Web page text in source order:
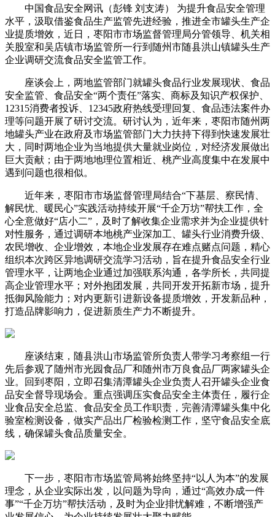
中国食品安全网讯（彭锋 刘支涛） 为提升食品安全管理
水平，汲取借鉴食品生产监管先进经验，推进全市罐头生产企
业提质增效，近日，枣阳市市场监督管理局分管领导、机关相
关股室和吴店镇市场监管所一行到随州市随县洪山镇罐头生产
企业调研交流食品安全监管工作。
座谈会上，两地监管部门就罐头食品行业发展现状、食品
安全监管、食品安全“两个责任”落实、商标及知识产权保护、
12315消费者投诉、12345政府热线受理回复、食品违法案件办
理等问题开展了研讨交流。研讨认为，近年来，枣阳市随州两
地罐头产业在政府及市场监管部门大力扶持下得到快速发展壮
大，同时两地企业为当地提供大量就业岗位，对经济发展做出
巨大贡献；由于两地地理位置相近、桃产业高度集中在发展中
遇到问题也很相似。
近年来，枣阳市市场监督管理局结合“下基层、察民情、
解民忧、暖民心”实践活动持续开展“千企万坊”帮扶工作，全
心全意做好“店小二”，及时了解收集企业需求并为企业提供针
对性服务，通过调研本地桃产业深加工、罐头行业消费升级、
农民增收、企业增效，本地企业发展存在难点赌点问题，精心
组织本次跨区异地调研交流学习活动，旨在提升食品安全行业
管理水平，让两地企业通过加强联系沟通，各学所长，共同提
高企业管理水平；对外抱团发展，共同开发开拓新市场，提升
抵御风险能力；对内更新引进新设备提质增效，开发新品种，
打造品牌影响力，促进新质生产力不断提升。
座谈结束，随县洪山市场监管所负责人带学习考察组一行
先后参观了随州市光园食品厂和随州市万良食品厂两家罐头企
业。回到枣阳，立即召集清潭罐头企业负责人召开罐头企业食
品安全督导现场会。重点强调压实食品安全主体责任，履行企
业食品安全总监、食品安全员工作职责，完善清潭罐头集中化
验室检测设备，做实产品出厂检验检测工作，坚守食品安全底
线，确保罐头食品质量安全。
下一步，枣阳市市场监管局将始终坚持“以人为本”的发展
理念，从企业实际出发，以问题为导向，通过“高效办成一件
事”“千企万坊”帮扶活动，及时为企业排忧解难，不断增强产